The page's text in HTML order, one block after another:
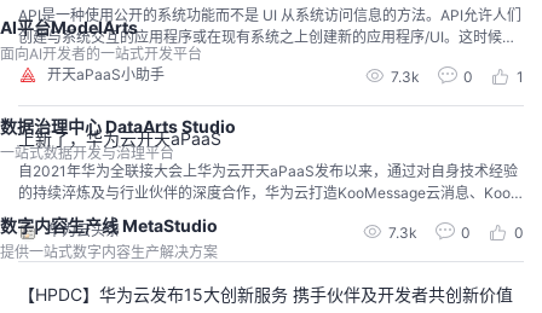
AI平台ModelArts
面向AI开发者的一站式开发平台
数据治理中心 DataArts Studio
一站式数据开发与治理平台
数字内容生产线 MetaStudio
提供一站式数字内容生产解决方案
API是一种使用公开的系统功能而不是 UI 从系统访问信息的方法。API允许人们
创建与系统交互的应用程序或在现有系统之上创建新的应用程序/UI。这时候您
需要属性API接口定义/协议，使用不同语言的开发工具去调用它们，使用的是
有一定门槛的
开天aPaaS小助手 7.3k 0 1
上新了，华为云开天aPaaS
自2021年华为全联接大会上华为云开天aPaaS发布以来，通过对自身技术经验
的持续淬炼及与行业伙伴的深度合作，华为云打造KooMessage云消息、KooM
ap云地图等多个基础aPaaS服务，和工业、政务、煤矿、教育、供热5个行业a
PaaS服务，开放超过30,000个API，让企业开发者不必重复造轮子、不必重复
走弯路，快速实现行业SaaS创新。
华为云头条 7.3k 0 0
【HPDC】华为云发布15大创新服务 携手伙伴及开发者共创新价值